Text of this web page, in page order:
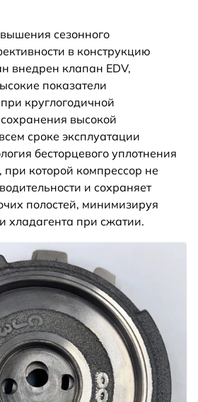
сезонного
в конструкцию
внедрен клапан EDV,
показатели
круглогодичной
высокой
сроке эксплуатации
бесторцевого уплотнения
при которой компрессор не
и сохраняет
полостей, минимизируя
хладагента при сжатии.